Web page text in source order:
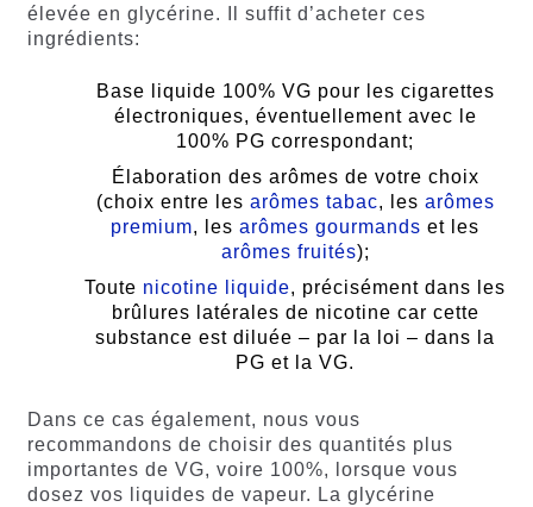
élevée en glycérine. Il suffit d’acheter ces
ingrédients:
Base liquide 100% VG pour les cigarettes
électroniques, éventuellement avec le
100% PG correspondant;
Élaboration des arômes de votre choix
(choix entre les arômes tabac, les arômes
premium, les arômes gourmands et les
arômes fruités);
Toute nicotine liquide, précisément dans les
brûlures latérales de nicotine car cette
substance est diluée – par la loi – dans la
PG et la VG.
Dans ce cas également, nous vous
recommandons de choisir des quantités plus
importantes de VG, voire 100%, lorsque vous
dosez vos liquides de vapeur. La glycérine